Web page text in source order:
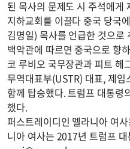
된 목사의 문제도 시 주석에게
지하교회를 이끌다 중국 당국
김명일) 목사를 언급한 것으로
백악관에 따르면 중국으로 향
코 루비오 국무장관과 피트 헤
무역대표부(USTR) 대표, 제
함께 탑승했다. 트럼프 대통령
했다.
퍼스트레이디인 멜라니아 여
니아 여사는 2017년 트럼프